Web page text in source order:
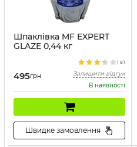
Шпаклівка MF EXPERT
GLAZE 0,44 кг
495грн
( 8)
Залишити відгук
В наявності
Швидке замовлення